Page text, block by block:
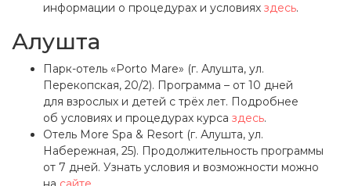
информации о процедурах и условиях здесь.
Алушта
Парк-отель «Porto Mare» (г. Алушта, ул.
Перекопская, 20/2). Программа – от 10 дней
для взрослых и детей с трёх лет. Подробнее
об условиях и процедурах курса здесь.
Отель More Spa & Resort (г. Алушта, ул.
Набережная, 25). Продолжительность программы
от 7 дней. Узнать условия и возможности можно